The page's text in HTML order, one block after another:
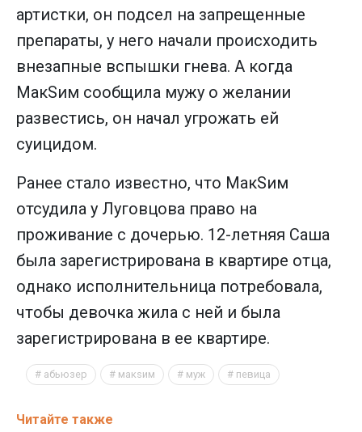
артистки, он подсел на запрещенные
препараты, у него начали происходить
внезапные вспышки гнева. А когда
МакSим сообщила мужу о желании
развестись, он начал угрожать ей
суицидом.
Ранее стало известно, что МакSим
отсудила у Луговцова право на
проживание с дочерью. 12-летняя Саша
была зарегистрирована в квартире отца,
однако исполнительница потребовала,
чтобы девочка жила с ней и была
зарегистрирована в ее квартире.
абьюзер макsим муж певица
Читайте также